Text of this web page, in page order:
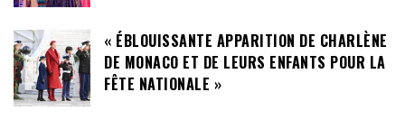
« ÉBLOUISSANTE APPARITION DE CHARLÈNE
DE MONACO ET DE LEURS ENFANTS POUR LA
FÊTE NATIONALE »